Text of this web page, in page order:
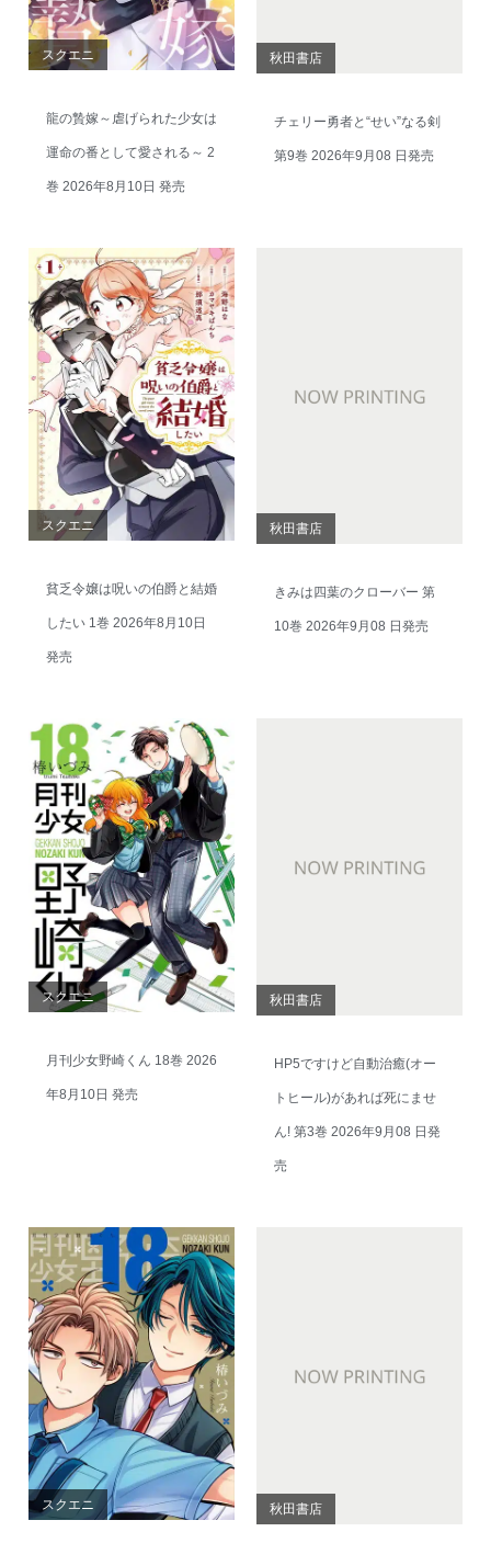
スクエニ
龍の贄嫁～虐げられた少女は
運命の番として愛される～ 2
巻 2026年8月10日 発売
秋田書店
チェリー勇者と“せい”なる剣
第9巻 2026年9月08 日発売
スクエニ
貧乏令嬢は呪いの伯爵と結婚
したい 1巻 2026年8月10日
発売
秋田書店
きみは四葉のクローバー 第
10巻 2026年9月08 日発売
スクエニ
月刊少女野崎くん 18巻 2026
年8月10日 発売
秋田書店
HP5ですけど自動治癒(オー
トヒール)があれば死にませ
ん! 第3巻 2026年9月08 日発
売
スクエニ 秋田書店